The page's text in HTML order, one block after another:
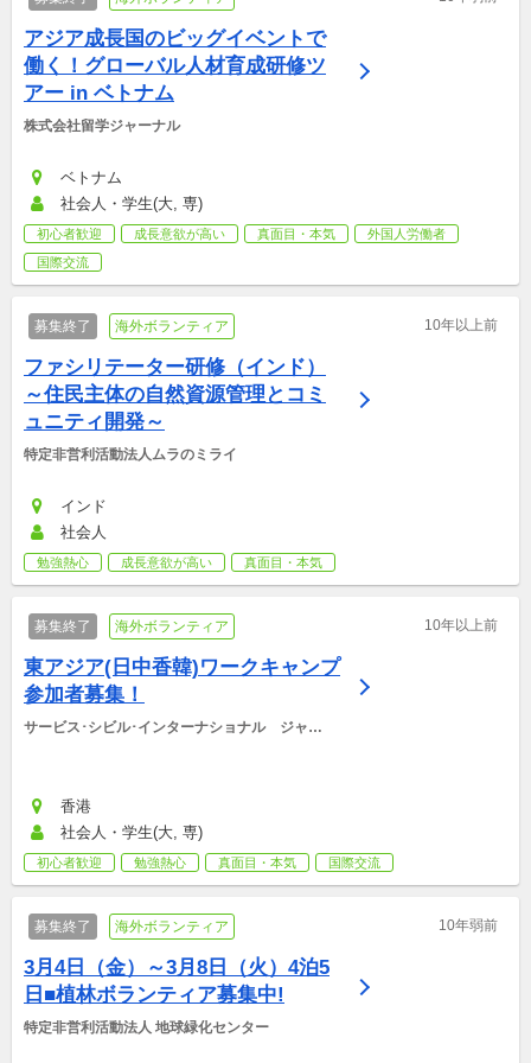
アジア成長国のビッグイベントで
働く！グローバル人材育成研修ツ
アー in ベトナム
株式会社留学ジャーナル
ベトナム
社会人・学生(大, 専)
初心者歓迎 成長意欲が高い 真面目・本気
外国人労働者
国際交流
募集終了 海外ボランティア 10年以上前
ファシリテーター研修（インド）
～住民主体の自然資源管理とコミ
ュニティ開発～
特定非営利活動法人ムラのミライ
インド
社会人
勉強熱心 成長意欲が高い 真面目・本気
募集終了 海外ボランティア 10年以上前
東アジア(日中香韓)ワークキャンプ
参加者募集！
サービス･シビル･インターナショナル　ジャパ
香港
社会人・学生(大, 専)
初心者歓迎 勉強熱心 真面目・本気 国際交流
募集終了 海外ボランティア 10年弱前
3月4日（金）～3月8日（火）4泊5
日■植林ボランティア募集中!
特定非営利活動法人 地球緑化センター